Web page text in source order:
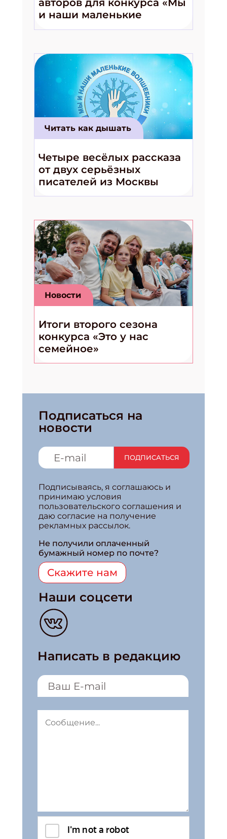
авторов для конкурса «Мы
и наши маленькие
волшебники!»
Читать как дышать
Четыре весёлых рассказа
от двух серьёзных
писателей из Москвы
Новости
Итоги второго сезона
конкурса «Это у нас
семейное»
Подписаться на
новости
ПОДПИСАТЬСЯ
Подписываясь, я соглашаюсь и
принимаю условия
пользовательского соглашения и
даю согласие на получение
рекламных рассылок.
Не получили оплаченный
бумажный номер по почте?
Скажите нам
Наши соцсети
Написать в редакцию